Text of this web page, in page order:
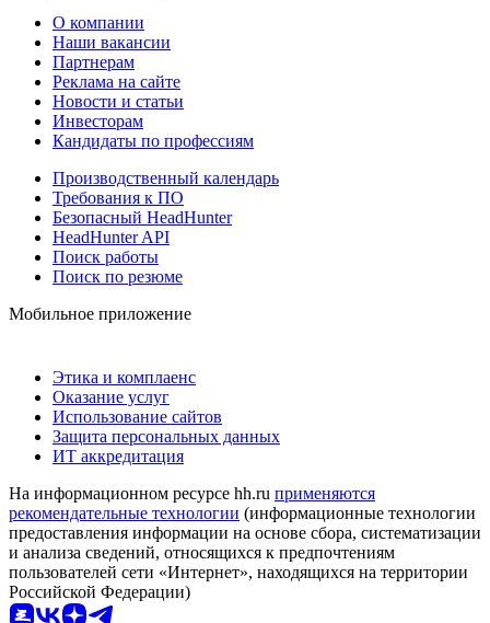
О компании
Наши вакансии
Партнерам
Реклама на сайте
Новости и статьи
Инвесторам
Кандидаты по профессиям
Производственный календарь
Требования к ПО
Безопасный HeadHunter
HeadHunter API
Поиск работы
Поиск по резюме
Мобильное приложение
Этика и комплаенс
Оказание услуг
Использование сайтов
Защита персональных данных
ИТ аккредитация
На информационном ресурсе hh.ru применяются
рекомендательные технологии (информационные технологии
предоставления информации на основе сбора, систематизации
и анализа сведений, относящихся к предпочтениям
пользователей сети «Интернет», находящихся на территории
Российской Федерации)